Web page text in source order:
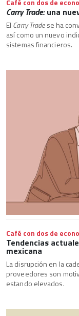
Café con dos de
Carry Trade:una
El Carry Tradese ha
así como un nuevo
sistemas financieros.
Café con dos de
Tendencias
mexicana
La disrupción en la
proveedores son
estando elevados.